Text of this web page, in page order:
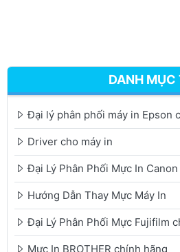
DANH MỤC
Đại lý phân phối máy in Epson
Driver cho máy in
Đại Lý Phân Phối Mực In Canon
Hướng Dẫn Thay Mực Máy In
Đại Lý Phân Phối Mực Fujifilm
Mực In BROTHER chính hãng